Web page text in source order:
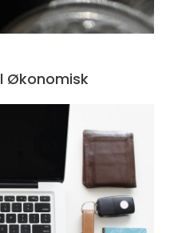
Økonomisk